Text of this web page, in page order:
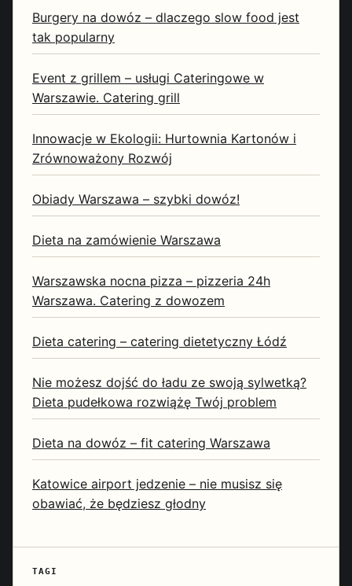
Burgery na dowóz – dlaczego slow food jest
tak popularny
Event z grillem – usługi Cateringowe w
Warszawie. Catering grill
Innowacje w Ekologii: Hurtownia Kartonów i
Zrównoważony Rozwój
Obiady Warszawa – szybki dowóz!
Dieta na zamówienie Warszawa
Warszawska nocna pizza – pizzeria 24h
Warszawa. Catering z dowozem
Dieta catering – catering dietetyczny Łódź
Nie możesz dojść do ładu ze swoją sylwetką?
Dieta pudełkowa rozwiążę Twój problem
Dieta na dowóz – fit catering Warszawa
Katowice airport jedzenie – nie musisz się
obawiać, że będziesz głodny
TAGI